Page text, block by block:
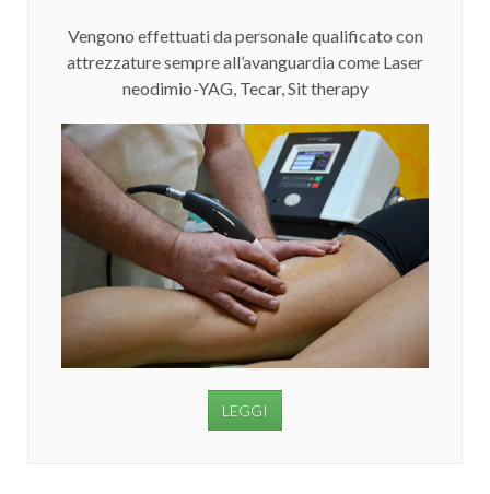
Vengono effettuati da personale qualificato con
attrezzature sempre all’avanguardia come Laser
neodimio-YAG, Tecar, Sit therapy
LEGGI